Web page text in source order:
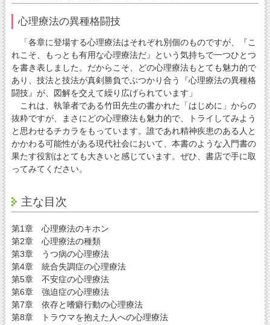
心理療法の異種格闘技
「各章に登場する心理療法はそれぞれ別個のものですが、『こ
れこそ、もっとも有用な心理療法だ』という気持ちで一つひとつ
を書き表しました。だからこそ、どの心理療法もとても魅力的で
あり、技法と技法が真剣勝負でぶつかり合う『心理療法の異種格
闘技』が、図解を交えて繰り広げられています」
これは、執筆者である竹田先生の書かれた「はじめに」からの
抜粋ですが、まさにどの心理療法も魅力的で、トライしてみよう
と思わせるチカラをもっています。誰であれ精神疾患のある人と
かかわる可能性がある現代社会において、本書のような入門書の
果たす役割はとても大きいと感じています。ぜひ、書店で手に取
ってみてください。
主な目次
第1章 心理療法のキホン
第2章 心理療法の種類
第3章 うつ病の心理療法
第4章 統合失調症の心理療法
第5章 不安症の心理療法
第6章 強迫症の心理療法
第7章 依存と嗜癖行動の心理療法
第8章 トラウマを抱えた人への心理療法